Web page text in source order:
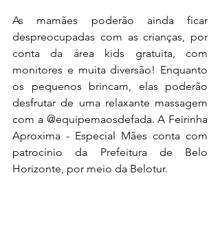
As mamães poderão ainda ficar
despreocupadas com as crianças, por
conta da área kids gratuita, com
monitores e muita diversão! Enquanto
os pequenos brincam, elas poderão
desfrutar de uma relaxante massagem
com a @equipemaosdefada. A Feirinha
Aproxima - Especial Mães conta com
patrocínio da Prefeitura de Belo
Horizonte, por meio da Belotur.